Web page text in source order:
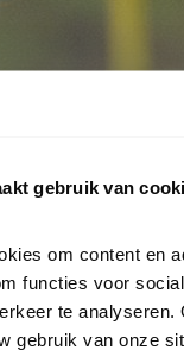
gebruik van
om content en
functies voor
te analyseren.
gebruik van onze